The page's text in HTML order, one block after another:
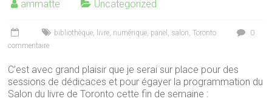
ammatte Uncategorized
bibliothèque, livre, numérique, panel , salon,Toronto
0
commentaire
C’est avec grand plaisir que je serai sur place pour des
sessions de dédicaces et pour égayer la programmation du
Salon du livre de Toronto cette fin de semaine :